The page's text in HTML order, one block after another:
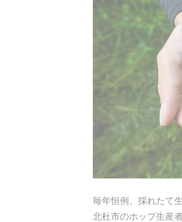
毎年恒例、採れたて
北杜市のホップ生産